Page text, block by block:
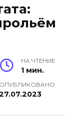
НА ЧТЕНИЕ
1 мин.
ОПУБЛИКОВАНО